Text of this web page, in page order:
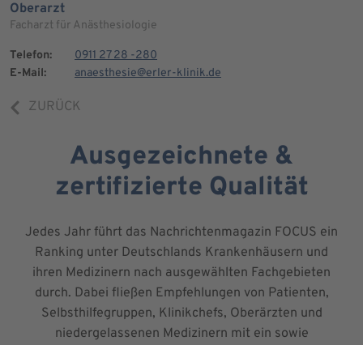
Oberarzt
Facharzt für Anästhesiologie
Telefon:
0911 27 28 -280
E-Mail:
anaesthesie@erler-klinik.de
ZURÜCK
Ausgezeichnete &
zertifizierte Qualität
Jedes Jahr führt das Nachrichtenmagazin FOCUS ein
Ranking unter Deutschlands Krankenhäusern und
ihren Medizinern nach ausgewählten Fachgebieten
durch. Dabei fließen Empfehlungen von Patienten,
Selbsthilfegruppen, Klinikchefs, Oberärzten und
niedergelassenen Medizinern mit ein sowie